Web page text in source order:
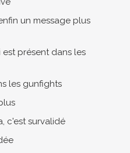
un message plus
présent dans les
les gunfights
c'est survalidé